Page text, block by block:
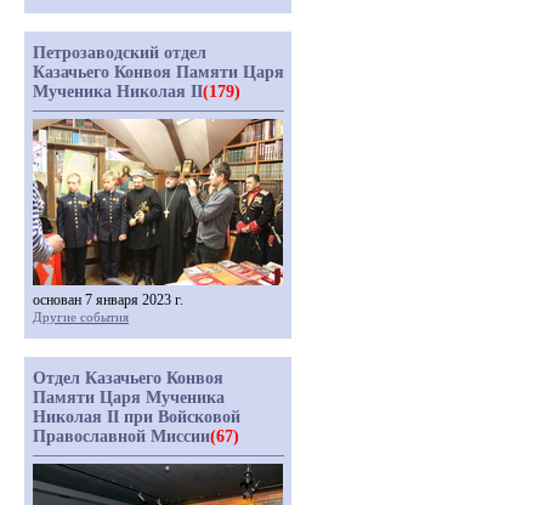
Петрозаводский отдел
Казачьего Конвоя Памяти Царя
Мученика Николая II(179)
основан 7 января 2023 г.
Другие события
Отдел Казачьего Конвоя
Памяти Царя Мученика
Николая II при Войсковой
Православной Миссии(67)